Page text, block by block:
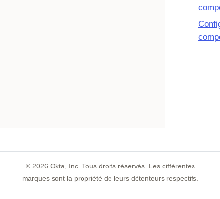
© 2026 Okta, Inc. Tous droits réservés. Les différentes
marques sont la propriété de leurs détenteurs respectifs.